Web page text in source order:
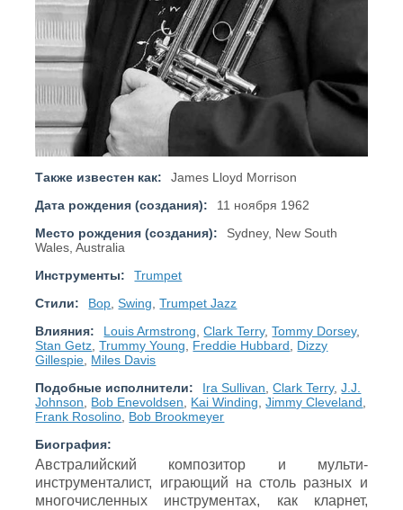
Также известен как:
James Lloyd Morrison
Дата рождения (создания):
11 ноября 1962
Место рождения (создания):
Sydney, New South
Wales, Australia
Инструменты:
Trumpet
Стили:
Bop ,Swing ,Trumpet Jazz
Влияния:
Louis Armstrong ,Clark Terry,Tommy Dorsey,
Stan Getz ,Trummy Young Freddie Hubbard
Dizzy
Gillespie Miles Davis
Подобные исполнители:
Ira Sullivan ,Clark Terry,J.J.
Johnson
Bob Enevoldsen Kai Winding ,Jimmy Cleveland
Frank Rosolino Bob Brookmeyer
Биография:
Австралийский композитор и мульти-
инструменталист, играющий на столь разных и
многочисленных инструментах, как кларнет,